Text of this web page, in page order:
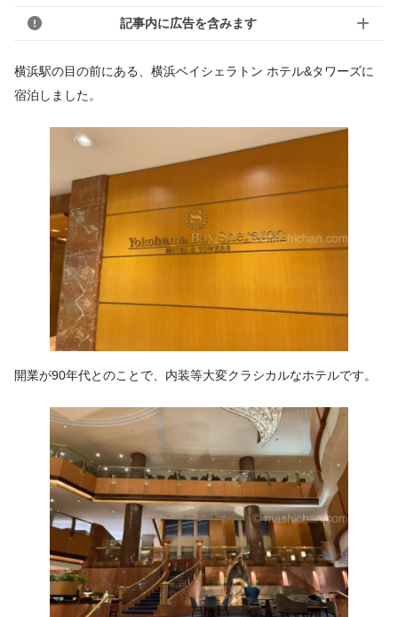
記事内に広告を含みます
横浜駅の目の前にある、横浜ベイシェラトン ホテル&タワーズに
宿泊しました。
開業が90年代とのことで、内装等大変クラシカルなホテルです。